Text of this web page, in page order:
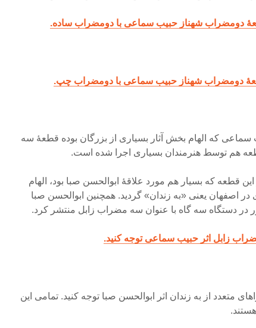
دومضراب شهناز حبیب سماعی با دومضراب ساده.
دومضراب شهناز حبیب سماعی با دومضراب چپ.
که الهام بخش آثار بسیاری از بزرگان بوده قطعۀ سه
هم توسط هنرمندان بسیاری اجرا شده است.
قطعه که بسیار هم مورد علاقۀ ابوالحسن صبا بود، الهام
اصفهان یعنی «به زندان» گردید. همچنین ابوالحسن صبا
در دستگاه سه گاه با عنوان سه مضراب زابل منتشر کرد.
زابل اثر حبیب سماعی توجه کنید.
متعدد از به زندان اثر ابوالحسن صبا توجه کنید. تمامی این